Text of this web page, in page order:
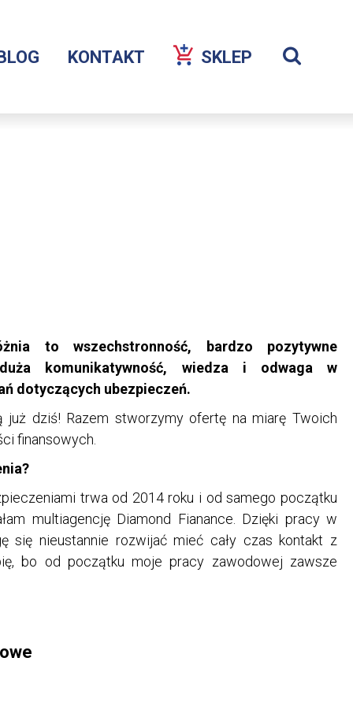
KONTAKT SKLEP
OTWORZY
NOWEJ
Wyświetl
to wszechstronność, bardzo pozytywne
komunikatywność, wiedza i odwaga w
dotyczących ubezpieczeń.
już dziś! Razem stworzymy ofertę na miarę Twoich
finansowych.
trwa od 2014 roku i od samego początku
multiagencję Diamond Fianance. Dzięki pracy w
się nieustannie rozwijać mieć cały czas kontakt z
bo od początku moje pracy zawodowej zawsze